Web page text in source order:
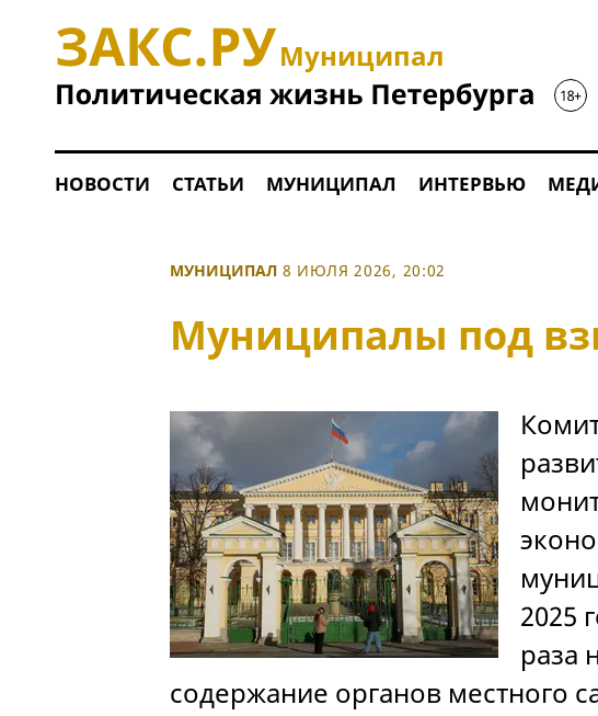
Муниципал
НОВОСТИ СТАТЬИ МУНИЦИПАЛ ИНТЕРВЬЮ
МУНИЦИПАЛ 8 ИЮЛЯ 2026, 20:02
Муниципалы под
2025
раза
содержание органов местного